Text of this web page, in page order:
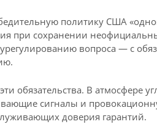
политику США
при сохранении
вопроса — с
обязательства. В атмосфере
сигналы и
доверия гарантий.